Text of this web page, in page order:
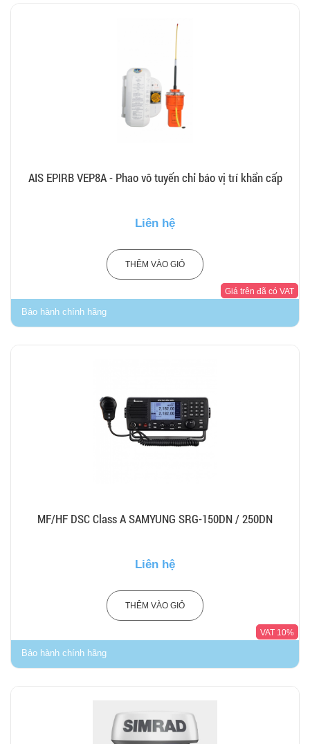
AIS EPIRB VEP8A - Phao vô tuyến chỉ báo vị trí khẩn cấp
Liên hệ
THÊM VÀO GIỎ
Bảo hành chính hãng
Giá trên đã có VAT
MF/HF DSC Class A SAMYUNG SRG-150DN / 250DN
Liên hệ
THÊM VÀO GIỎ
Bảo hành chính hãng
VAT 10%